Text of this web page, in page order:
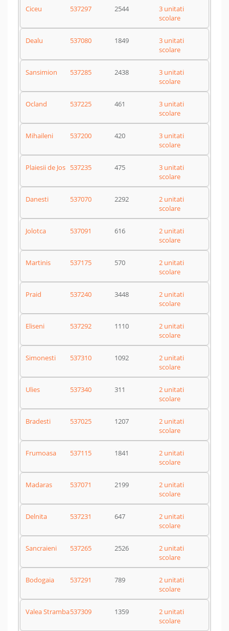
Ciceu 537297 2544
3 unitati
scolare
Dealu 537080 1849
3 unitati
scolare
Sansimion 537285 2438
3 unitati
scolare
Ocland 537225 461
3 unitati
scolare
Mihaileni 537200 420
3 unitati
scolare
Plaiesii de Jos 537235 475
3 unitati
scolare
Danesti 537070 2292
2 unitati
scolare
Jolotca 537091 616
2 unitati
scolare
Martinis 537175 570
2 unitati
scolare
Praid 537240 3448
2 unitati
scolare
Eliseni 537292 1110
2 unitati
scolare
Simonesti 537310 1092
2 unitati
scolare
Ulies 537340 311
2 unitati
scolare
Bradesti 537025 1207
2 unitati
scolare
Frumoasa 537115 1841
2 unitati
scolare
Madaras 537071 2199
2 unitati
scolare
Delnita 537231 647
2 unitati
scolare
Sancraieni 537265 2526
2 unitati
scolare
Bodogaia 537291 789
2 unitati
scolare
Valea Stramba537309 1359
2 unitati
scolare